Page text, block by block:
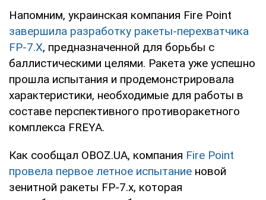
Напомним, украинская компания Fire Point
завершила разработку ракеты-перехватчика
FP-7.X, предназначенной для борьбы с
баллистическими целями. Ракета уже успешно
прошла испытания и продемонстрировала
характеристики, необходимые для работы в
составе перспективного противоракетного
комплекса FREYA.
Как сообщал OBOZ.UA, компания Fire Point
провела первое летное испытание новой
зенитной ракеты FP-7.x, которая